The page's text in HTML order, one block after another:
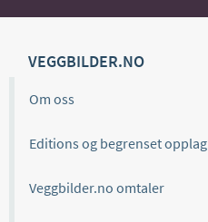
VEGGBILDER.NO
Om oss
Editions og begrenset opplag
Veggbilder.no omtaler